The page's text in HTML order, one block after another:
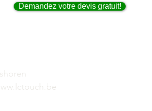
Demandez votre devis gratuit!